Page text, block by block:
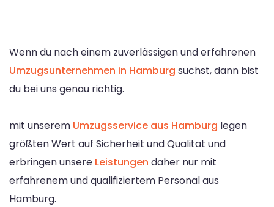
Wenn du nach einem zuverlässigen und erfahrenen
Umzugsunternehmen in Hamburg suchst, dann bist
du bei uns genau richtig.
mit unserem Umzugsservice aus Hamburg legen
größten Wert auf Sicherheit und Qualität und
erbringen unsere Leistungen daher nur mit
erfahrenem und qualifiziertem Personal aus
Hamburg.